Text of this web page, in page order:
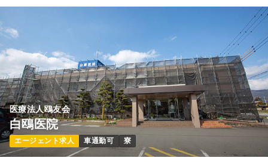
土日休み
月給40万円以上可
気になる 詳細を見る
透析正看護師 一般病院
日勤のみ（常勤）
医療法人鴎友会
白鴎医院
エージェント求人 車通勤可 寮